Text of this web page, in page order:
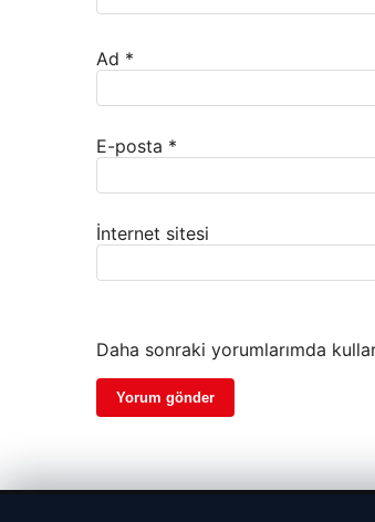
Ad *
E-posta *
İnternet sitesi
Daha sonraki yorumlarımda